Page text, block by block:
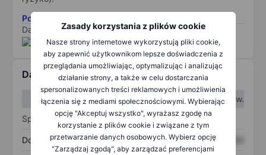
Zasady korzystania z plików cookie
Nasze strony internetowe wykorzystują pliki cookie,
aby zapewnić użytkownikom lepsze doświadczenia z
przeglądania umożliwiając, optymalizując i analizując
działanie strony, a także w celu dostarczania
spersonalizowanych treści reklamowych i umożliwienia
łączenia się z mediami społecznościowymi. Wybierając
opcję "Akceptuj wszystko", wyrażasz zgodę na
korzystanie z plików cookie i związane z tym
przetwarzanie danych osobowych. Wybierz opcję
"Zarządzaj zgodą", aby zarządzać preferencjami
Pobierz metodologię ryzyka ESG.
Dane dostarczone przez
/
Dane finansowe
W I kw.
W II kw.
Sprawozdanie z zysków
Dochód XXXXXXX XXXXXXX